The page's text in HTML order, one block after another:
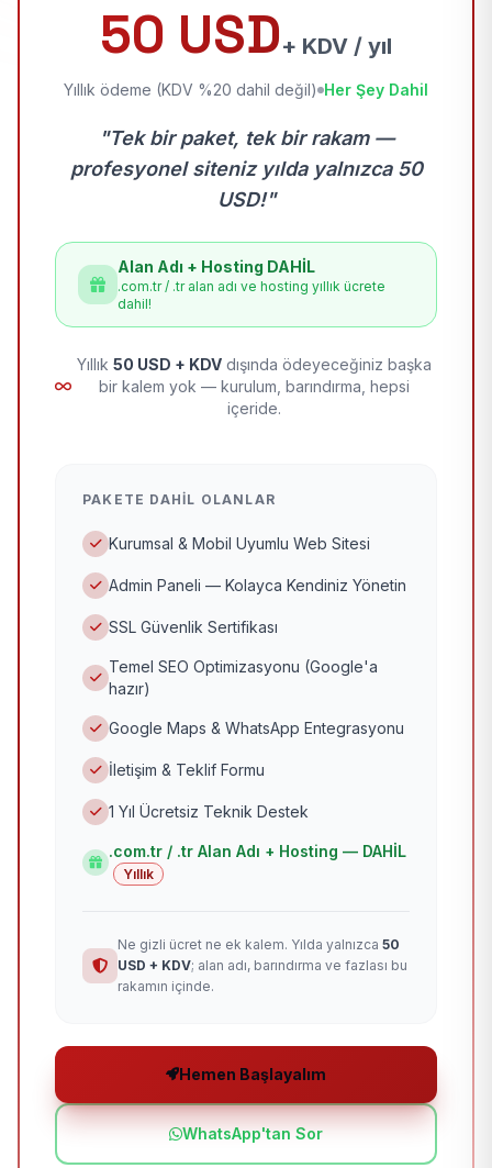
50 USD+ KDV / yıl
Yıllık ödeme (KDV %20 dahil değil) Her Şey Dahil
"Tek bir paket, tek bir rakam —
profesyonel siteniz yılda yalnızca 50
USD!"
Alan Adı + Hosting DAHİL
.com.tr / .tr alan adı ve hosting yıllık ücrete
dahil!
Yıllık 50 USD + KDV dışında ödeyeceğiniz başka
bir kalem yok — kurulum, barındırma, hepsi
içeride.
PAKETE DAHIL OLANLAR
Kurumsal & Mobil Uyumlu Web Sitesi
Admin Paneli — Kolayca Kendiniz Yönetin
SSL Güvenlik Sertifikası
Temel SEO Optimizasyonu (Google'a
hazır)
Google Maps & WhatsApp Entegrasyonu
İletişim & Teklif Formu
1 Yıl Ücretsiz Teknik Destek
.com.tr / .tr Alan Adı + Hosting — DAHİL
Yıllık
Ne gizli ücret ne ek kalem. Yılda yalnızca 50
USD + KDV; alan adı, barındırma ve fazlası bu
rakamın içinde.
Hemen Başlayalım
WhatsApp'tan Sor